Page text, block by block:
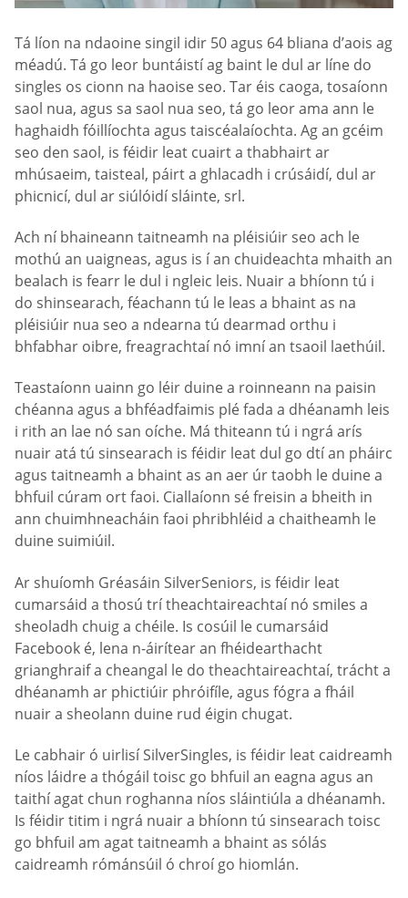
Tá líon na ndaoine singil idir 50 agus 64 bliana d’aois ag
méadú. Tá go leor buntáistí ag baint le dul ar líne do
singles os cionn na haoise seo. Tar éis caoga, tosaíonn
saol nua, agus sa saol nua seo, tá go leor ama ann le
haghaidh fóillíochta agus taiscéalaíochta. Ag an gcéim
seo den saol, is féidir leat cuairt a thabhairt ar
mhúsaeim, taisteal, páirt a ghlacadh i crúsáidí, dul ar
phicnicí, dul ar siúlóidí sláinte, srl.
Ach ní bhaineann taitneamh na pléisiúir seo ach le
mothú an uaigneas, agus is í an chuideachta mhaith an
bealach is fearr le dul i ngleic leis. Nuair a bhíonn tú i
do shinsearach, féachann tú le leas a bhaint as na
pléisiúir nua seo a ndearna tú dearmad orthu i
bhfabhar oibre, freagrachtaí nó imní an tsaoil laethúil.
Teastaíonn uainn go léir duine a roinneann na paisin
chéanna agus a bhféadfaimis plé fada a dhéanamh leis
i rith an lae nó san oíche. Má thiteann tú i ngrá arís
nuair atá tú sinsearach is féidir leat dul go dtí an pháirc
agus taitneamh a bhaint as an aer úr taobh le duine a
bhfuil cúram ort faoi. Ciallaíonn sé freisin a bheith in
ann chuimhneacháin faoi phribhléid a chaitheamh le
duine suimiúil.
Ar shuíomh Gréasáin SilverSeniors, is féidir leat
cumarsáid a thosú trí theachtaireachtaí nó smiles a
sheoladh chuig a chéile. Is cosúil le cumarsáid
Facebook é, lena n-áirítear an fhéidearthacht
grianghraif a cheangal le do theachtaireachtaí, trácht a
dhéanamh ar phictiúir phróifíle, agus fógra a fháil
nuair a sheolann duine rud éigin chugat.
Le cabhair ó uirlisí SilverSingles, is féidir leat caidreamh
níos láidre a thógáil toisc go bhfuil an eagna agus an
taithí agat chun roghanna níos sláintiúla a dhéanamh.
Is féidir titim i ngrá nuair a bhíonn tú sinsearach toisc
go bhfuil am agat taitneamh a bhaint as sólás
caidreamh rómánsúil ó chroí go hiomlán.